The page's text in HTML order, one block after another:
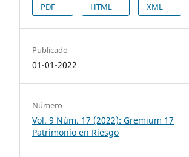
PDF HTML XML
Publicado
01-01-2022
Número
Vol. 9 Núm. 17 (2022): Gremium 17
Patrimonio en Riesgo